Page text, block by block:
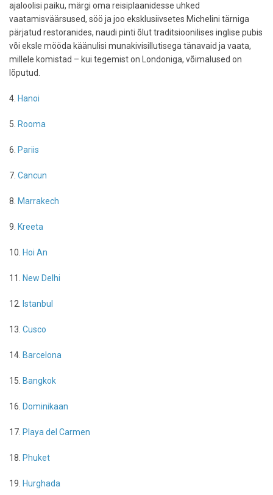
ajaloolisi paiku, märgi oma reisiplaanidesse uhked
vaatamisväärsused, söö ja joo eksklusiivsetes Michelini tärniga
pärjatud restoranides, naudi pinti õlut traditsioonilises inglise pubis
või eksle mööda käänulisi munakivisillutisega tänavaid ja vaata,
millele komistad – kui tegemist on Londoniga, võimalused on
lõputud.
4. Hanoi
5. Rooma
6. Pariis
7. Cancun
8. Marrakech
9. Kreeta
10. Hoi An
11. New Delhi
12. Istanbul
13. Cusco
14. Barcelona
15. Bangkok
16. Dominikaan
17. Playa del Carmen
18. Phuket
19. Hurghada